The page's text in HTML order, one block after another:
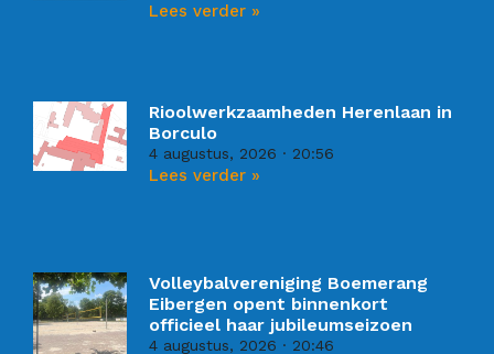
Lees verder »
Rioolwerkzaamheden Herenlaan in
Borculo
4 augustus, 2026 20:56
Lees verder »
Volleybalvereniging Boemerang
Eibergen opent binnenkort
officieel haar jubileumseizoen
4 augustus, 2026 20:46